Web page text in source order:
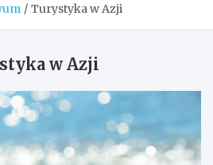
Turystyka w Azji
w Azji